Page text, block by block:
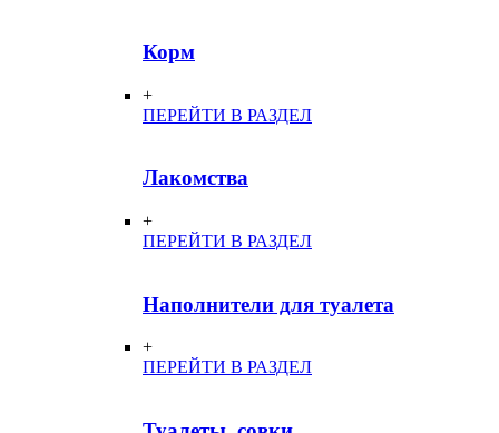
Корм
+
ПЕРЕЙТИ В РАЗДЕЛ
Лакомства
+
ПЕРЕЙТИ В РАЗДЕЛ
Наполнители для туалета
+
ПЕРЕЙТИ В РАЗДЕЛ